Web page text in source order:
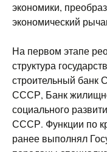
экономики,
экономический
На первом этапе
структура
строительный
СССР, Банк
социального
СССР. Функции по
ранее выполнял